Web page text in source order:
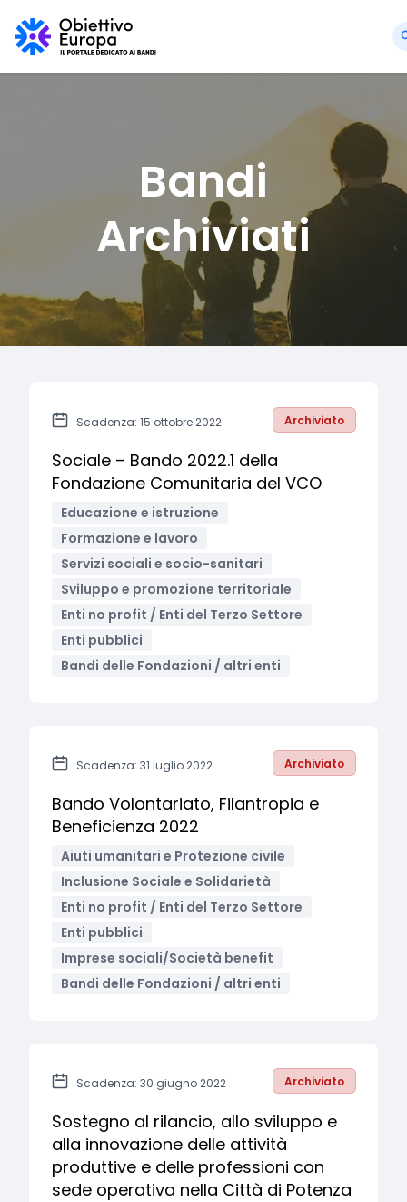
Bandi
Archiviati
Scadenza: 15 ottobre 2022 Archiviato
Sociale – Bando 2022.1 della
Fondazione Comunitaria del VCO
Educazione e istruzione
Formazione e lavoro
Servizi sociali e socio-sanitari
Sviluppo e promozione territoriale
Enti no profit / Enti del Terzo Settore
Enti pubblici
Bandi delle Fondazioni / altri enti
Scadenza: 31 luglio 2022 Archiviato
Bando Volontariato, Filantropia e
Beneficienza 2022
Aiuti umanitari e Protezione civile
Inclusione Sociale e Solidarietà
Enti no profit / Enti del Terzo Settore
Enti pubblici
Imprese sociali/Società benefit
Bandi delle Fondazioni / altri enti
Scadenza: 30 giugno 2022 Archiviato
Sostegno al rilancio, allo sviluppo e
alla innovazione delle attività
produttive e delle professioni con
sede operativa nella Città di Potenza